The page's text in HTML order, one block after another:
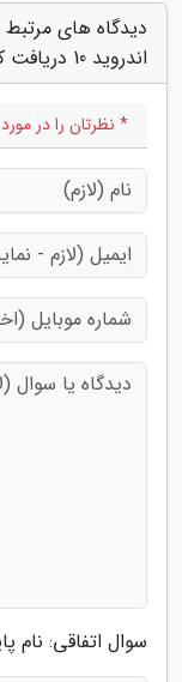
اندروید 10 دریافت کرد"
* نظرتان را در
سوال اتفاقی: